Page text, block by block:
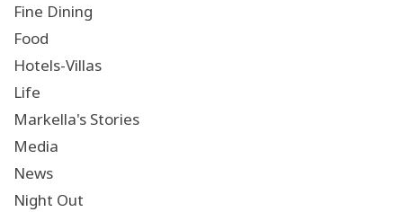
Fine Dining
Food
Hotels-Villas
Life
Markella's Stories
Media
News
Night Out